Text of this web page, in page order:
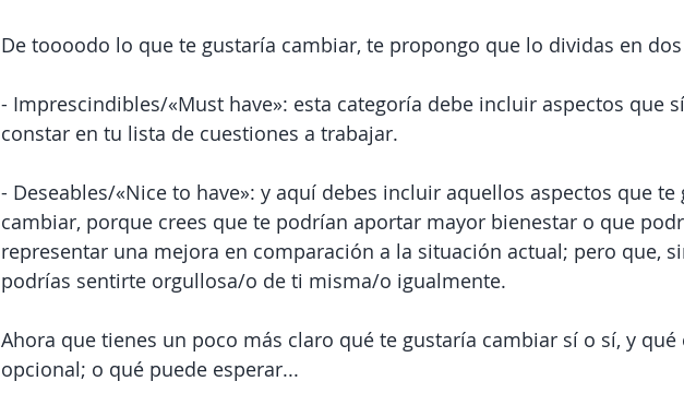
De toooodo lo que te gustaría cambiar, te propongo que lo dividas en
- Imprescindibles/«Must have»: esta categoría debe incluir aspectos que
constar en tu lista de cuestiones a trabajar.
- Deseables/«Nice to have»: y aquí debes incluir aquellos aspectos que te
cambiar, porque crees que te podrían aportar mayor bienestar o que
representar una mejora en comparación a la situación actual; pero que,
podrías sentirte orgullosa/o de ti misma/o igualmente.
Ahora que tienes un poco más claro qué te gustaría cambiar sí o sí, y qué
opcional; o qué puede esperar...